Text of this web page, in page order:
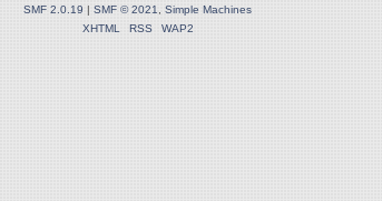
SMF 2.0.19 | SMF © 2021
Simple Machines
XHTML
RSS WAP2